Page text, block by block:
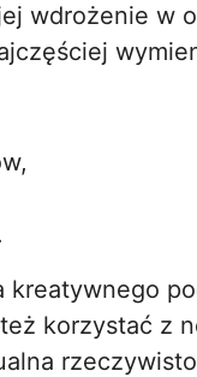
wdrożenie w
korzystać z